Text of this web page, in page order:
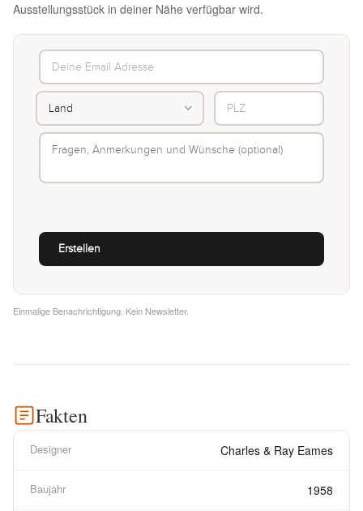
Ausstellungsstück in deiner Nähe verfügbar wird.
Einmalige Benachrichtigung. Kein Newsletter.
Fakten
Designer Charles & Ray Eames
Baujahr 1958